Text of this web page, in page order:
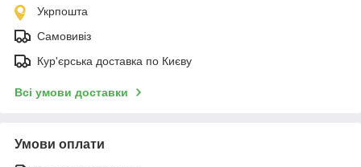
Укрпошта
Самовивіз
Кур'єрська доставка по Києву
Всі умови доставки
Умови оплати